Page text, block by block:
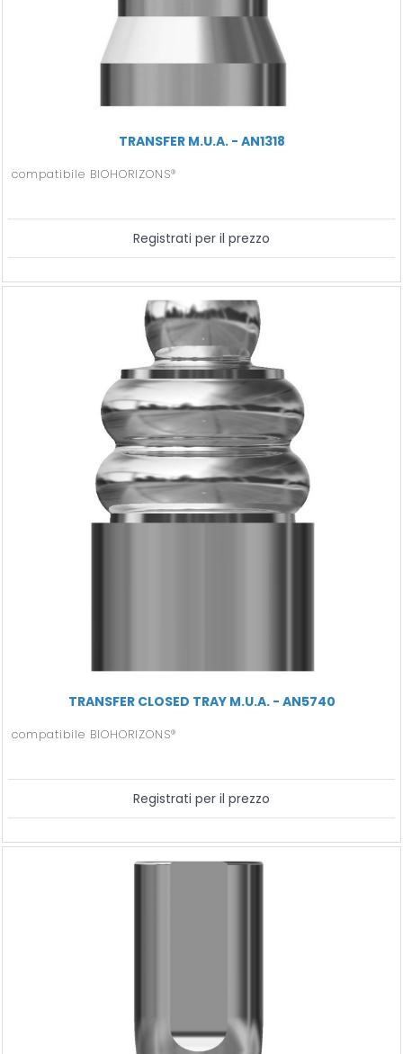
TRANSFER M.U.A. - AN1318
compatibile BIOHORIZONS®
Registrati per il prezzo
TRANSFER CLOSED TRAY M.U.A. - AN5740
compatibile BIOHORIZONS®
Registrati per il prezzo